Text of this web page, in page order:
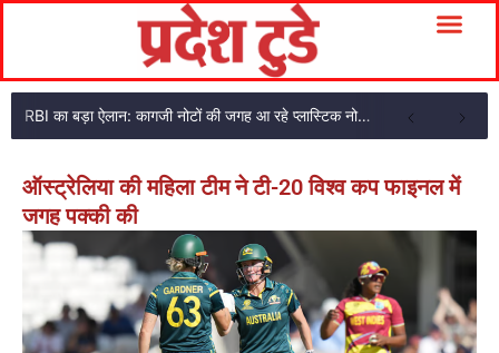
RBI का बड़ा ऐलान: कागजी नोटों की जगह आ रहे प्लास्टिक नोट, ₹10-₹20 के नोट बदल जाएंगे
ऑस्ट्रेलिया की महिला टीम ने टी-20 विश्व कप फाइनल में
जगह पक्की की